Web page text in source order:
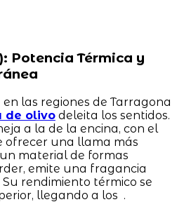
Potencia Térmica y
las regiones de Tarragona
de olivodeleita los sentidos.
a la de la encina, con el
ofrecer una llama más
material de formas
emite una fragancia
rendimiento térmico se
llegando a los .